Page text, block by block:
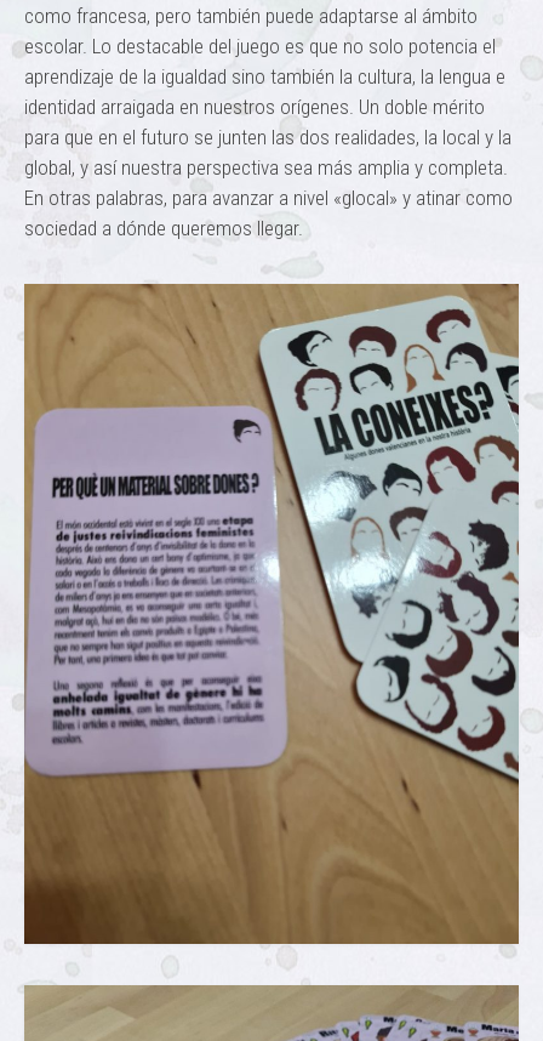
como francesa, pero también puede adaptarse al ámbito
escolar. Lo destacable del juego es que no solo potencia el
aprendizaje de la igualdad sino también la cultura, la lengua e
identidad arraigada en nuestros orígenes. Un doble mérito
para que en el futuro se junten las dos realidades, la local y la
global, y así nuestra perspectiva sea más amplia y completa.
En otras palabras, para avanzar a nivel «glocal» y atinar como
sociedad a dónde queremos llegar.